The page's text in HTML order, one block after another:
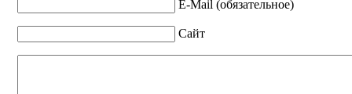
E-Mail (обязательное)
Сайт